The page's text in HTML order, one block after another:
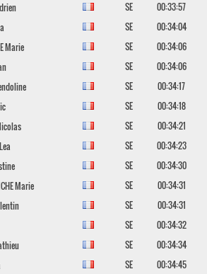
SE
00:33:57
SE
00:34:04
Marie SE
00:34:06
SE
00:34:06
SE
00:34:17
SE
00:34:18
SE
00:34:21
Lea SE
00:34:23
SE
00:34:30
Marie SE
00:34:31
SE
00:34:31
SE
00:34:32
SE
00:34:34
SE
00:34:45